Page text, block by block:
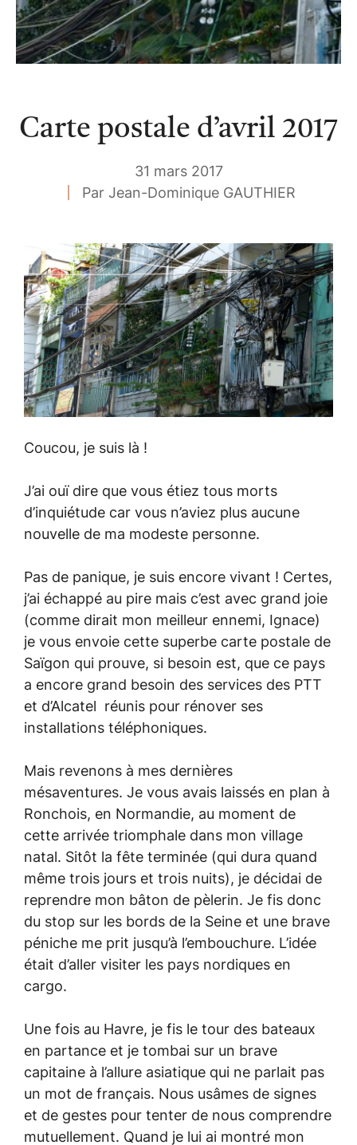
Carte postale d’avril 2017
31 mars 2017
Par Jean-Dominique GAUTHIER
Coucou, je suis là !
J’ai ouï dire que vous étiez tous morts
d’inquiétude car vous n’aviez plus aucune
nouvelle de ma modeste personne.
Pas de panique, je suis encore vivant ! Certes,
j’ai échappé au pire mais c’est avec grand joie
(comme dirait mon meilleur ennemi, Ignace)
je vous envoie cette superbe carte postale de
Saïgon qui prouve, si besoin est, que ce pays
a encore grand besoin des services des PTT
et d’Alcatel réunis pour rénover ses
installations téléphoniques.
Mais revenons à mes dernières
mésaventures. Je vous avais laissés en plan à
Ronchois, en Normandie, au moment de
cette arrivée triomphale dans mon village
natal. Sitôt la fête terminée (qui dura quand
même trois jours et trois nuits), je décidai de
reprendre mon bâton de pèlerin. Je fis donc
du stop sur les bords de la Seine et une brave
péniche me prit jusqu’à l’embouchure. L’idée
était d’aller visiter les pays nordiques en
cargo.
Une fois au Havre, je fis le tour des bateaux
en partance et je tombai sur un brave
capitaine à l’allure asiatique qui ne parlait pas
un mot de français. Nous usâmes de signes
et de gestes pour tenter de nous comprendre
mutuellement. Quand je lui ai montré mon